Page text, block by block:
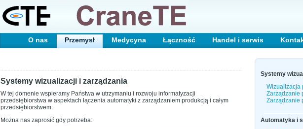
O nas Przemysł Medycyna Łączność Handel i serwis
Systemy
Wizualizacja
Zarządzanie
Zarządzanie
Automatyka i
Systemy wizualizacji i zarządzania
W tej domenie wspieramy Państwa w utrzymaniu i rozwoju informatyzacji
przedsiębiorstwa w aspektach łączenia automatyki z zarządzaniem produkcją i całym
przedsiębiorstwem.
Można nas zaprosić gdy potrzeba: